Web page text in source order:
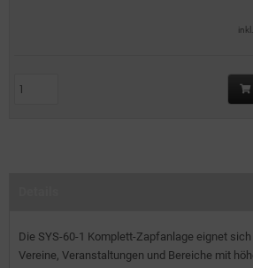
Die SYS-60-1 Komplett-Zapfanlage eignet
Vereine, Veranstaltungen und Bereiche mit